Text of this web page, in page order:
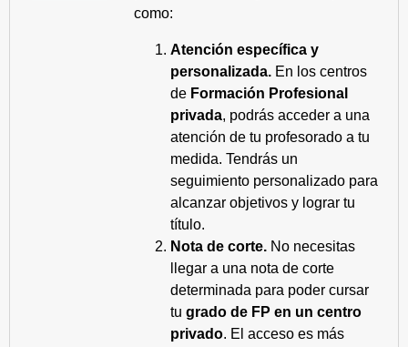
como:
Atención específica y
personalizada. En los centros
de Formación Profesional
privada, podrás acceder a una
atención de tu profesorado a tu
medida. Tendrás un
seguimiento personalizado para
alcanzar objetivos y lograr tu
título.
Nota de corte. No necesitas
llegar a una nota de corte
determinada para poder cursar
tu grado de FP en un centro
privado. El acceso es más